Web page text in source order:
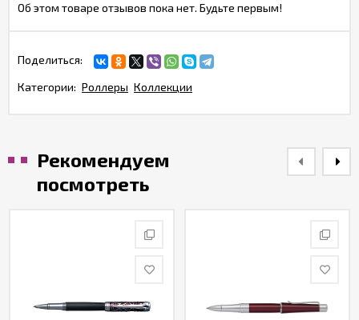
Об этом товаре отзывов пока нет. Будьте первым!
Поделиться:
Категории: Роллеры Коллекции
Рекомендуем
посмотреть